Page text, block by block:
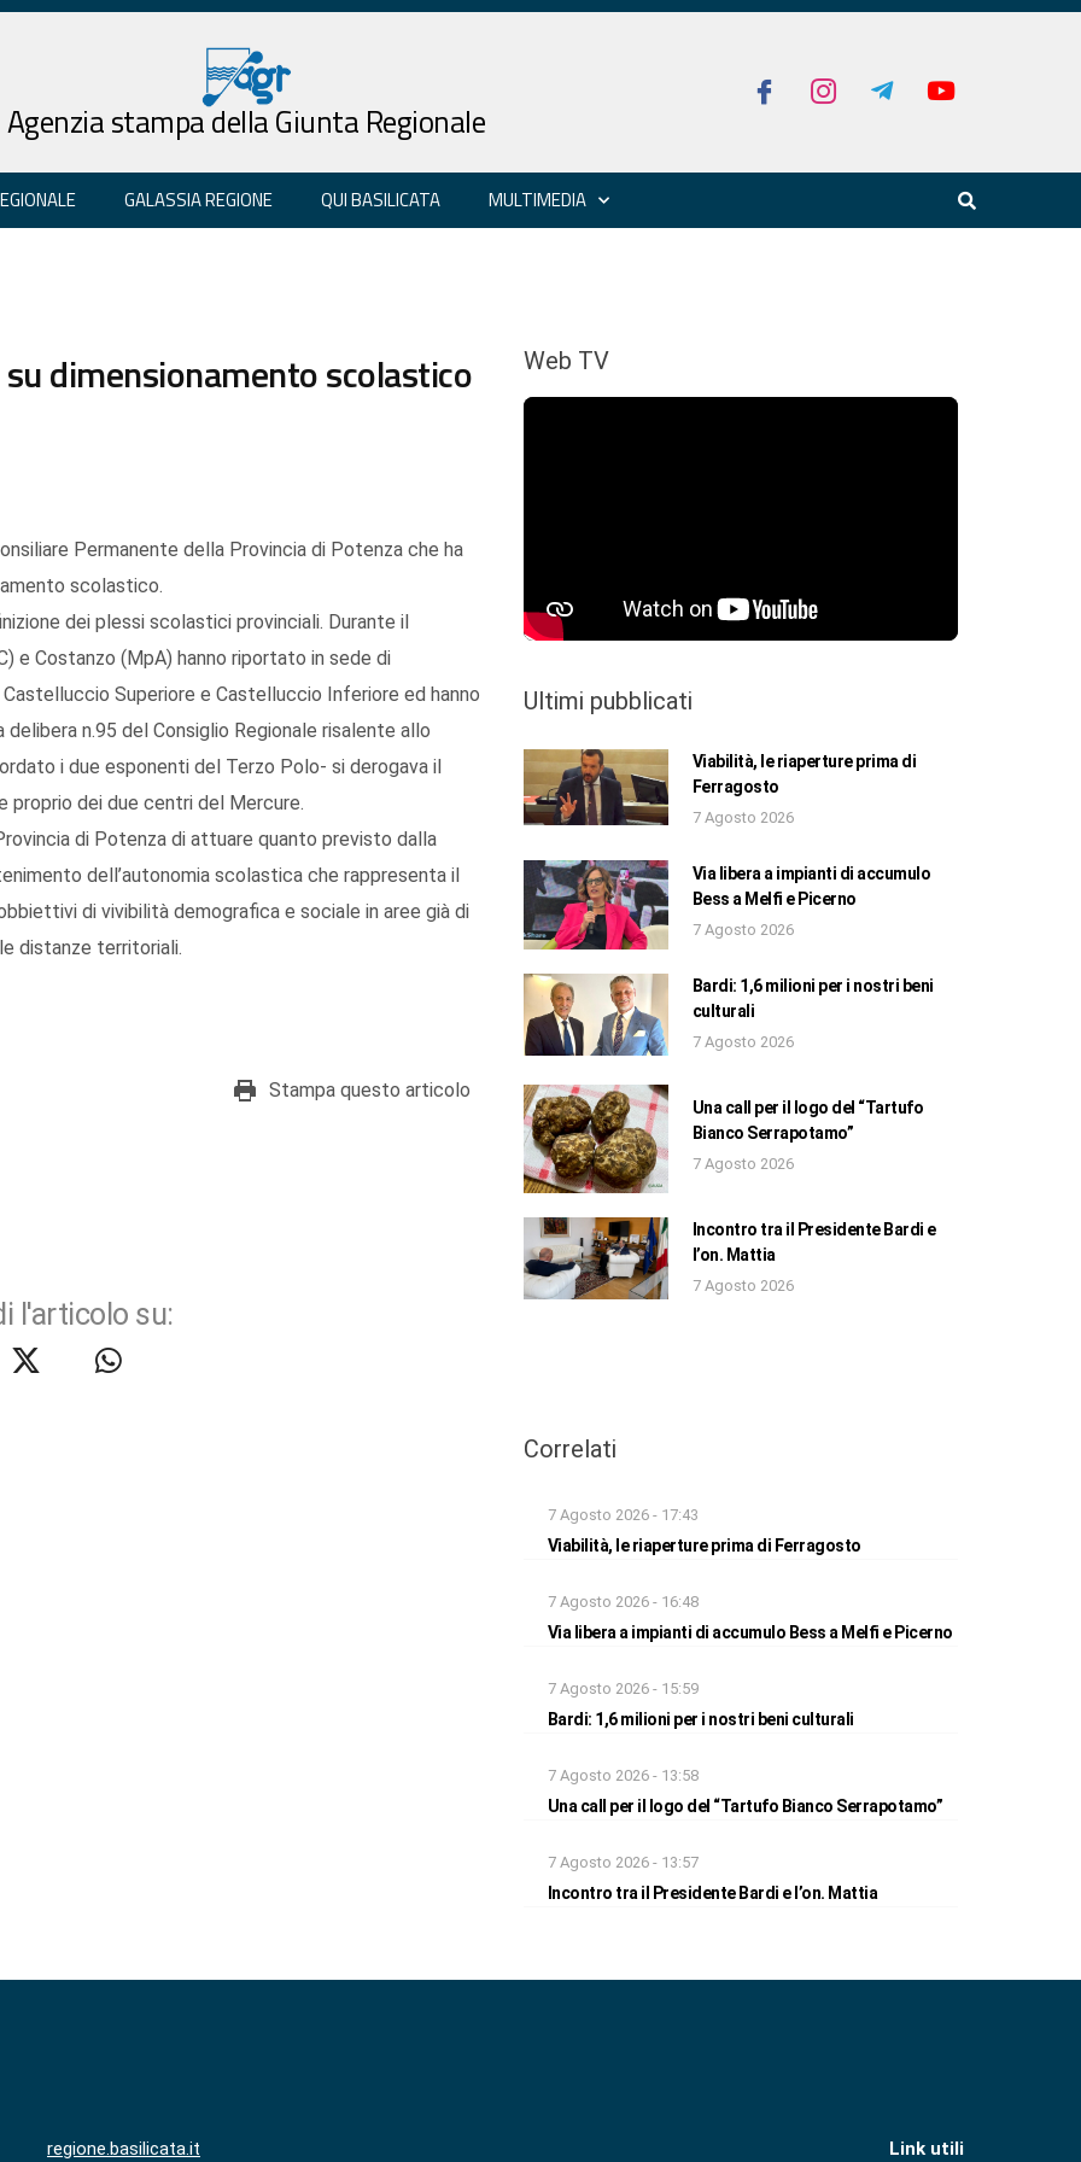
Agenzia stampa della Giunta Regionale
GALASSIA REGIONE QUI BASILICATA MULTIMEDIA
dimensionamento scolastico
Permanente della Provincia di Potenza che ha
scolastico.
dei plessi scolastici provinciali. Durante il
e Costanzo (MpA) hanno riportato in sede di
Superiore e Castelluccio Inferiore ed hanno
n.95 del Consiglio Regionale risalente allo
i due esponenti del Terzo Polo- si derogava il
proprio dei due centri del Mercure.
di Potenza di attuare quanto previsto dalla
dell’autonomia scolastica che rappresenta il
di vivibilità demografica e sociale in aree già di
distanze territoriali.
Stampa questo articolo
l'articolo su:
Web TV
Ultimi pubblicati
Viabilità, le riaperture prima di
Ferragosto
7 Agosto 2026
Via libera a impianti di accumulo
Bess a Melfi e Picerno
7 Agosto 2026
Bardi: 1,6 milioni per i nostri beni
culturali
7 Agosto 2026
Una call per il logo del “Tartufo
Bianco Serrapotamo”
7 Agosto 2026
Incontro tra il Presidente Bardi e
l’on. Mattia
7 Agosto 2026
Correlati
7 Agosto 2026 - 17:43
Viabilità, le riaperture prima di Ferragosto
7 Agosto 2026 - 16:48
Via libera a impianti di accumulo Bess a Melfi e Picerno
7 Agosto 2026 - 15:59
Bardi: 1,6 milioni per i nostri beni culturali
7 Agosto 2026 - 13:58
Una call per il logo del “Tartufo Bianco Serrapotamo”
7 Agosto 2026 - 13:57
Incontro tra il Presidente Bardi e l’on. Mattia
regione.basilicata.it Link utili